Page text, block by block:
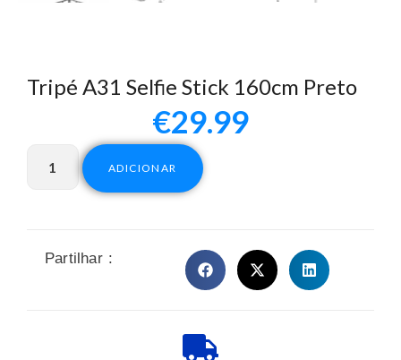
Tripé A31 Selfie Stick 160cm Preto
€29.99
ADICIONAR
Partilhar :